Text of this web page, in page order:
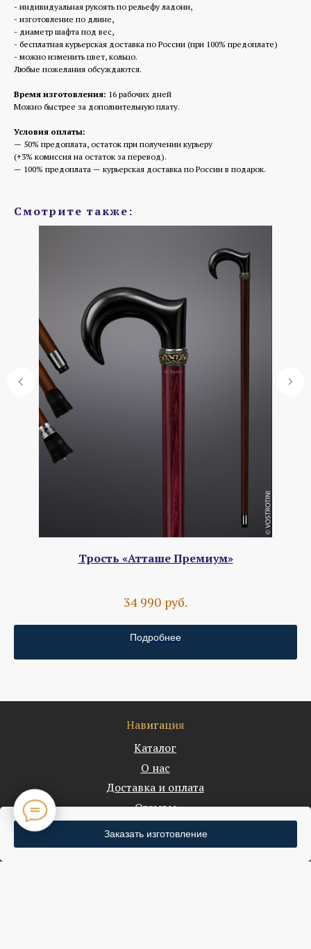
Заказать изготовление
- индивидуальная рукоять по рельефу ладони,
- изготовление по длине,
- диаметр шафта под вес,
- бесплатная курьерская доставка по России (при 100% предоплате)
- можно изменить цвет, кольцо.
Любые пожелания обсуждаются.
Время изготовления: 16 рабочих дней
Можно быстрее за дополнительную плату.
Условия оплаты:
— 50% предоплата, остаток при получении курьеру
(+3% комиссия на остаток за перевод).
— 100% предоплата — курьерская доставка по России в подарок.
Смотрите также:
Трость «Атташе Премиум»
34 990 руб.
Подробнее
Навигация
Каталог
О нас
Доставка и оплата
Отзывы
Контакты